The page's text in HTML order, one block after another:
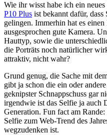
Wie ihr wisst habe ich ein
P10 Plus ist bekannt dafür, dass
gelingen. Immerhin hat es
ausgesprochen gute Kamera.
Hauttyp, sowie die
die Porträts noch natürlicher
attraktiv, nicht wahr?
Grund genug, die Sache mit
gibt ja schon die ein oder
geknipster Schnappschuss gar
irgendwie ist das Selfie ja
Generation. Fun fact am Rande:
Selfie zum Web-Trend des
wegzudenken ist.